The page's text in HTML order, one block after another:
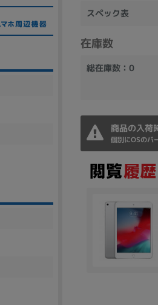
スペック表
在庫数
総在庫数：0
商品の入荷
個別にOSのバ
MacOS ChromeOS